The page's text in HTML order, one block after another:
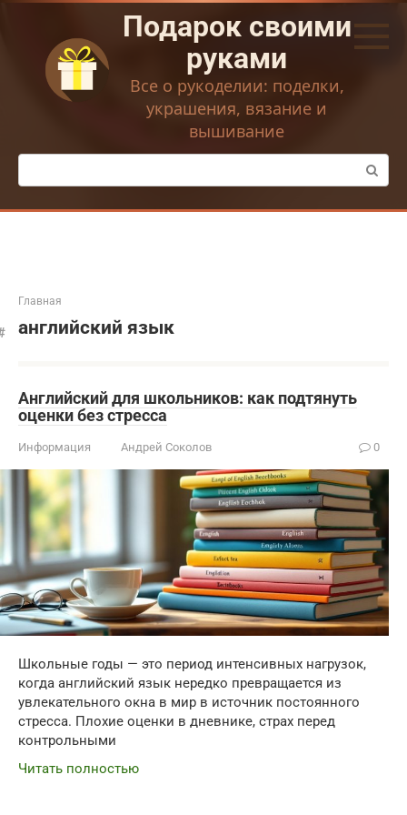
Перейти
контенту
Подарок своими
руками
Все о рукоделии: поделки,
украшения, вязание и
вышивание
Поиск:
Главная
английский язык
Английский для школьников: как подтянуть
оценки без стресса
Информация Андрей Соколов 0
Школьные годы — это период интенсивных нагрузок,
когда английский язык нередко превращается из
увлекательного окна в мир в источник постоянного
стресса. Плохие оценки в дневнике, страх перед
контрольными
Читать полностью